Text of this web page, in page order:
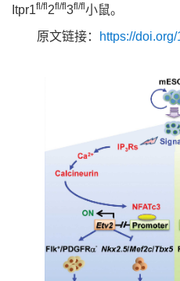
Itpr1fl/fl2fl/fl3fl/fl小鼠。
原文链接：
https://